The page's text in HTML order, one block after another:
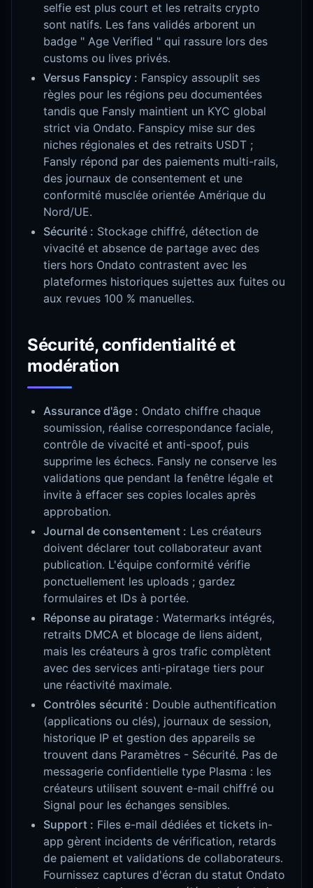
selfie est plus court et les retraits crypto
sont natifs. Les fans validés arborent un
badge " Age Verified " qui rassure lors des
customs ou lives privés.
Versus Fanspicy : Fanspicy assouplit ses
règles pour les régions peu documentées
tandis que Fansly maintient un KYC global
strict via Ondato. Fanspicy mise sur des
niches régionales et des retraits USDT ;
Fansly répond par des paiements multi-rails,
des journaux de consentement et une
conformité musclée orientée Amérique du
Nord/UE.
Sécurité : Stockage chiffré, détection de
vivacité et absence de partage avec des
tiers hors Ondato contrastent avec les
plateformes historiques sujettes aux fuites ou
aux revues 100 % manuelles.
Sécurité, confidentialité et
modération
Assurance d'âge : Ondato chiffre chaque
soumission, réalise correspondance faciale,
contrôle de vivacité et anti-spoof, puis
supprime les échecs. Fansly ne conserve les
validations que pendant la fenêtre légale et
invite à effacer ses copies locales après
approbation.
Journal de consentement : Les créateurs
doivent déclarer tout collaborateur avant
publication. L'équipe conformité vérifie
ponctuellement les uploads ; gardez
formulaires et IDs à portée.
Réponse au piratage : Watermarks intégrés,
retraits DMCA et blocage de liens aident,
mais les créateurs à gros trafic complètent
avec des services anti-piratage tiers pour
une réactivité maximale.
Contrôles sécurité : Double authentification
(applications ou clés), journaux de session,
historique IP et gestion des appareils se
trouvent dans Paramètres - Sécurité. Pas de
messagerie confidentielle type Plasma : les
créateurs utilisent souvent e-mail chiffré ou
Signal pour les échanges sensibles.
Support : Files e-mail dédiées et tickets in-
app gèrent incidents de vérification, retards
de paiement et validations de collaborateurs.
Fournissez captures d'écran du statut Ondato